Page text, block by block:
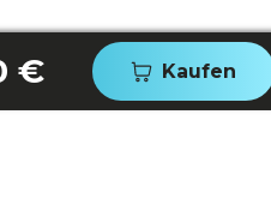
€ Kaufen